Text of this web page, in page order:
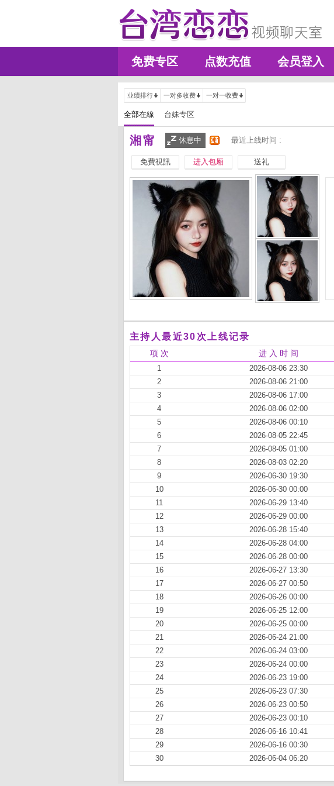
免费专区 点数充值 会员登入
业绩排行 一对多收费 一对一收费
全部在線 台妹专区
湘甯 休息中 最近上线时间 :
免費視訊 进入包厢 送礼
主持人最近30次上线记录
项 次 进 入 时 间
1 2026-08-06 23:30
2
2026-08-06 21:00
3
2026-08-06 17:00
4
2026-08-06 02:00
5
2026-08-06 00:10
6
2026-08-05 22:45
7
2026-08-05 01:00
8
2026-08-03 02:20
9
2026-06-30 19:30
10
2026-06-30 00:00
11
2026-06-29 13:40
12
2026-06-29 00:00
13
2026-06-28 15:40
14
2026-06-28 04:00
15
2026-06-28 00:00
16
2026-06-27 13:30
17
2026-06-27 00:50
18
2026-06-26 00:00
19
2026-06-25 12:00
20
2026-06-25 00:00
21
2026-06-24 21:00
22
2026-06-24 03:00
23
2026-06-24 00:00
24
2026-06-23 19:00
25
2026-06-23 07:30
26
2026-06-23 00:50
27
2026-06-23 00:10
28
2026-06-16 10:41
29
2026-06-16 00:30
30
2026-06-04 06:20